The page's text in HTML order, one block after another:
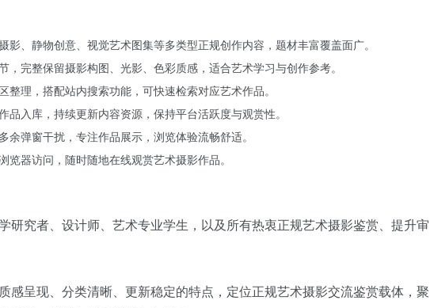
、静物创意、视觉艺术图集等多类型正规创作内容，题材丰富覆盖面广。
，完整保留摄影构图、光影、色彩质感，适合艺术学习与创作参考。
理，搭配站内搜索功能，可快速检索对应艺术作品。
入库，持续更新内容资源，保持平台活跃度与观赏性。
弹窗干扰，专注作品展示，浏览体验流畅舒适。
器访问，随时随地在线观赏艺术摄影作品。
研究者、设计师、艺术专业学生，以及所有热衷正规艺术摄影鉴赏、提升审
感呈现、分类清晰、更新稳定的特点，定位正规艺术摄影交流鉴赏载体，聚